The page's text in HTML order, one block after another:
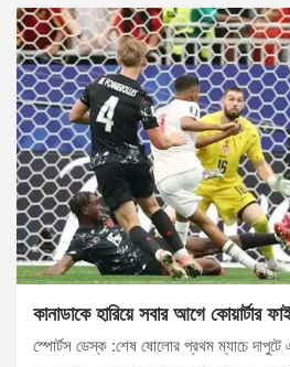
কানাডাকে হারিয়ে সবার আগে কোয়ার্টার
স্পোর্টস ডেস্ক :শেষ ষোলোর প্রথম ম্যাচে দাপুটে